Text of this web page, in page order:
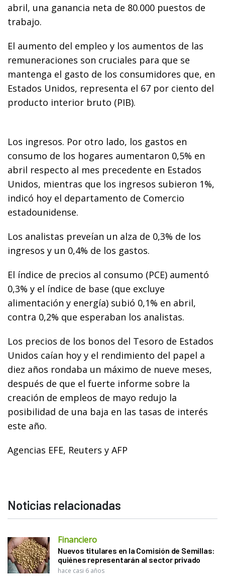
abril, una ganancia neta de 80.000 puestos de
trabajo.
El aumento del empleo y los aumentos de las
remuneraciones son cruciales para que se
mantenga el gasto de los consumidores que, en
Estados Unidos, representa el 67 por ciento del
producto interior bruto (PIB).
Los ingresos. Por otro lado, los gastos en
consumo de los hogares aumentaron 0,5% en
abril respecto al mes precedente en Estados
Unidos, mientras que los ingresos subieron 1%,
indicó hoy el departamento de Comercio
estadounidense.
Los analistas preveían un alza de 0,3% de los
ingresos y un 0,4% de los gastos.
El índice de precios al consumo (PCE) aumentó
0,3% y el índice de base (que excluye
alimentación y energía) subió 0,1% en abril,
contra 0,2% que esperaban los analistas.
Los precios de los bonos del Tesoro de Estados
Unidos caían hoy y el rendimiento del papel a
diez años rondaba un máximo de nueve meses,
después de que el fuerte informe sobre la
creación de empleos de mayo redujo la
posibilidad de una baja en las tasas de interés
este año.
Agencias EFE, Reuters y AFP
Noticias relacionadas
Financiero
Nuevos titulares en la Comisión de Semillas:
quiénes representarán al sector privado
hace casi 6 años